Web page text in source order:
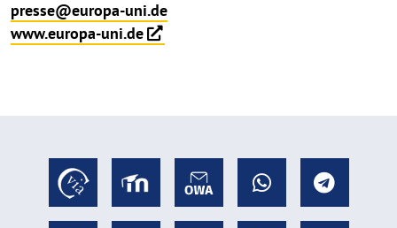
presse@europa-uni.de
www.europa-uni.de